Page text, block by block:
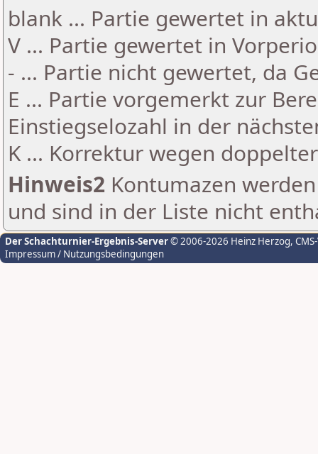
blank ... Partie gewertet in
V ... Partie gewertet in
- ... Partie nicht gewertet, da
E ... Partie vorgemerkt zur
Einstiegselozahl in der
K ... Korrektur wegen
Hinweis2 Kontumazen
und sind in der Liste nicht
Der Schachturnier-Ergebnis-Server© 2006-2026 Heinz Herzog,
Impressum / Nutzungsbedingungen